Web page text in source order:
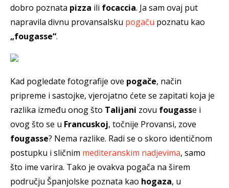
dobro poznata pizza ili focaccia. Ja sam ovaj put
napravila divnu provansalsku pogaču poznatu kao
„fougasse“.
Kad pogledate fotografije ove pogače, način
pripreme i sastojke, vjerojatno ćete se zapitati koja je
razlika između onog što Talijani zovu fougasse i
ovog što se u Francuskoj, točnije Provansi, zove
fougasse? Nema razlike. Radi se o skoro identičnom
postupku i sličnim mediteranskim nadjevima, samo
što ime varira. Tako je ovakva pogača na širem
području Španjolske poznata kao hogaza, u